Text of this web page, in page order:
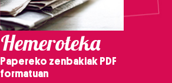
Hemeroteka
Papereko zenbakiak PDF
formatuan